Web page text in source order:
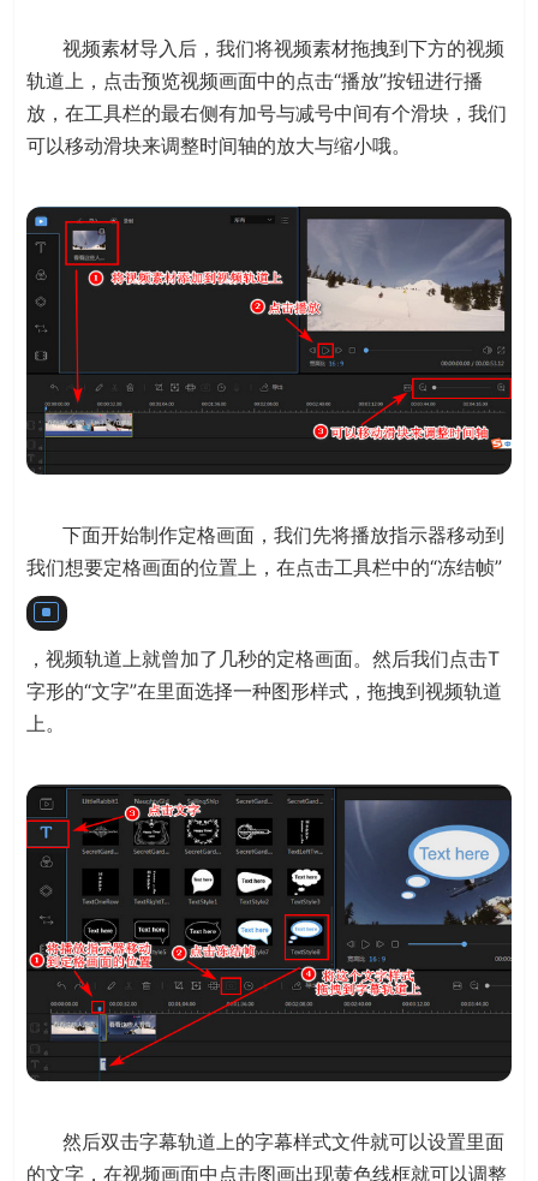
视频素材导入后，我们将视频素材拖拽到下方的视频
轨道上，点击预览视频画面中的点击“播放”按钮进行播
放，在工具栏的最右侧有加号与减号中间有个滑块，我们
可以移动滑块来调整时间轴的放大与缩小哦。
下面开始制作定格画面，我们先将播放指示器移动到
我们想要定格画面的位置上，在点击工具栏中的“冻结帧”
，视频轨道上就曾加了几秒的定格画面。然后我们点击T
字形的“文字”在里面选择一种图形样式，拖拽到视频轨道
上。
然后双击字幕轨道上的字幕样式文件就可以设置里面
的文字，在视频画面中点击图画出现黄色线框就可以调整